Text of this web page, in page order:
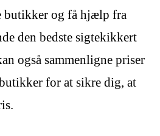
butikker og få hjælp fra
den bedste sigtekikkert
også sammenligne priser
for at sikre dig, at